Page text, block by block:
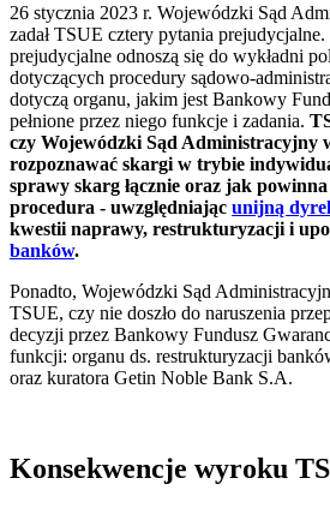
26 stycznia 2023 r. Wojewódzki Sąd
zadał TSUE cztery pytania
prejudycjalne odnoszą się do wykładni
dotyczących procedury sądowo-
dotyczą organu, jakim jest Bankowy
pełnione przez niego funkcje i zadania.
czy Wojewódzki Sąd Administracyjny
rozpoznawać skargi w trybie
sprawy skarg łącznie oraz jak
procedura - uwzględniając unijną
kwestii naprawy, restrukturyzacji i
banków.
Ponadto, Wojewódzki Sąd
TSUE, czy nie doszło do naruszenia
decyzji przez Bankowy Fundusz
funkcji: organu ds. restrukturyzacji
oraz kuratora Getin Noble Bank S.A.
Konsekwencje wyroku